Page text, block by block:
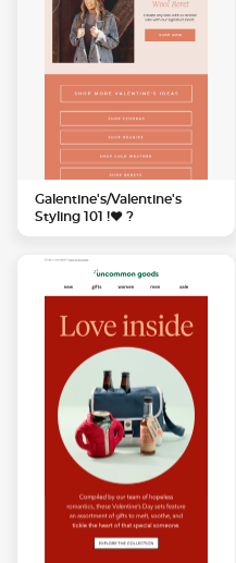
Galentine's/Valentine's
Styling 101 !❤️ ?